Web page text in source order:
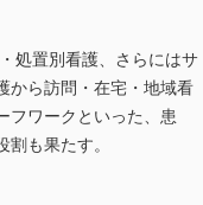
処置別看護、さらにはサ
から訪問・在宅・地域看
フワークといった、患
も果たす。